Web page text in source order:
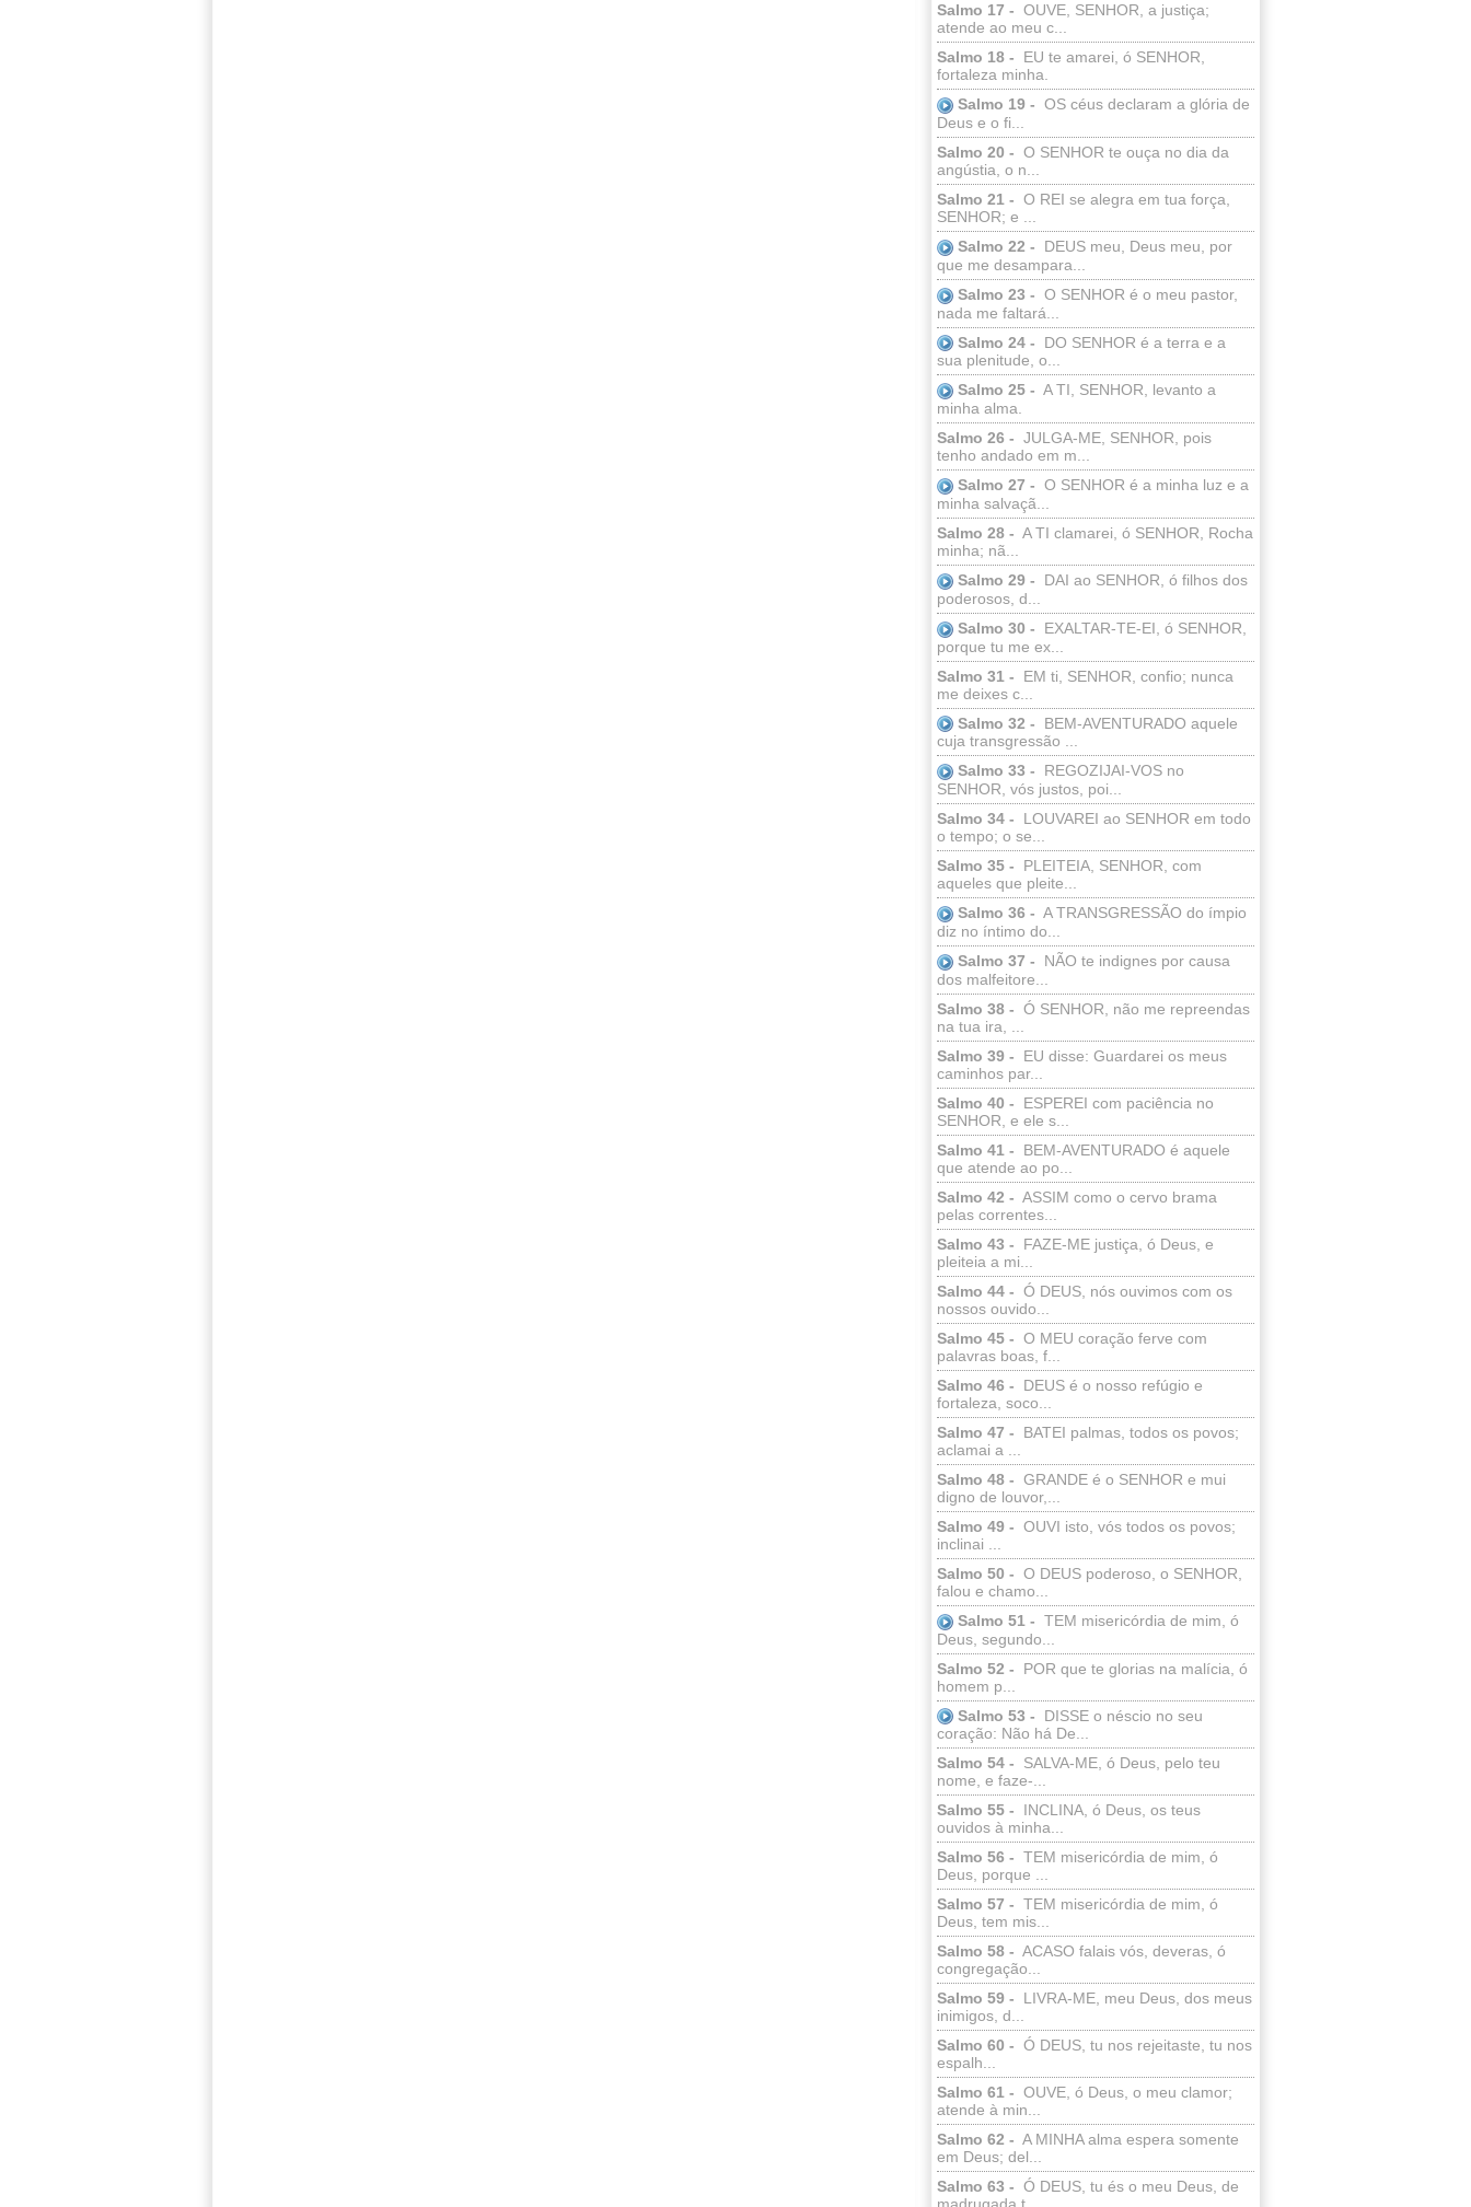
Salmo 17 - OUVE, SENHOR, a justiça;
atende ao meu c...
Salmo 18 -
EU te amarei, ó SENHOR,
fortaleza minha.
Salmo 19 - OS céus declaram a glória de
Deus e o fi...
Salmo 20 - O SENHOR te ouça no dia da
angústia, o n...
Salmo 21 - O REI se alegra em tua força,
SENHOR; e ...
Salmo 22 -
DEUS meu, Deus meu, por
que me desampara...
Salmo 23 - O SENHOR é o meu pastor,
nada me faltará...
Salmo 24 -
DO SENHOR é a terra e a
sua plenitude, o...
Salmo 25 - A TI, SENHOR, levanto a
minha alma.
Salmo 26 - JULGA-ME, SENHOR, pois
tenho andado em m...
Salmo 27 - O SENHOR é a minha luz e a
minha salvaçã...
Salmo 28 - A TI clamarei, ó SENHOR, Rocha
minha; nã...
Salmo 29 -
DAI ao SENHOR, ó filhos dos
poderosos, d...
Salmo 30 -
EXALTAR-TE-EI, ó SENHOR,
porque tu me ex...
Salmo 31 -
EM ti, SENHOR, confio; nunca
me deixes c...
Salmo 32 -
BEM-AVENTURADO aquele
cuja transgressão ...
Salmo 33 -
REGOZIJAI-VOS no
SENHOR, vós justos, poi...
Salmo 34 -
LOUVAREI ao SENHOR em todo
o tempo; o se...
Salmo 35 -
PLEITEIA, SENHOR, com
aqueles que pleite...
Salmo 36 - A TRANSGRESSÃO do ímpio
diz no íntimo do...
Salmo 37 -
NÃO te indignes por causa
dos malfeitore...
Salmo 38 - Ó SENHOR, não me repreendas
na tua ira, ...
Salmo 39 -
EU disse: Guardarei os meus
caminhos par...
Salmo 40 -
ESPEREI com paciência no
SENHOR, e ele s...
Salmo 41 -
BEM-AVENTURADO é aquele
que atende ao po...
Salmo 42 - ASSIM como o cervo brama
pelas correntes...
Salmo 43 -
FAZE-ME justiça, ó Deus, e
pleiteia a mi...
Salmo 44 - Ó DEUS, nós ouvimos com os
nossos ouvido...
Salmo 45 - O MEU coração ferve com
palavras boas, f...
Salmo 46 -
DEUS é o nosso refúgio e
fortaleza, soco...
Salmo 47 -
BATEI palmas, todos os povos;
aclamai a ...
Salmo 48 - GRANDE é o SENHOR e mui
digno de louvor,...
Salmo 49 - OUVI isto, vós todos os povos;
inclinai ...
Salmo 50 - O DEUS poderoso, o SENHOR,
falou e chamo...
Salmo 51 - TEM misericórdia de mim, ó
Deus, segundo...
Salmo 52 -
POR que te glorias na malícia, ó
homem p...
Salmo 53 -
DISSE o néscio no seu
coração: Não há De...
Salmo 54 -
SALVA-ME, ó Deus, pelo teu
nome, e faze-...
Salmo 55 -
INCLINA, ó Deus, os teus
ouvidos à minha...
Salmo 56 - TEM misericórdia de mim, ó
Deus, porque ...
Salmo 57 - TEM misericórdia de mim, ó
Deus, tem mis...
Salmo 58 - ACASO falais vós, deveras, ó
congregação...
Salmo 59 -
LIVRA-ME, meu Deus, dos meus
inimigos, d...
Salmo 60 - Ó DEUS, tu nos rejeitaste, tu nos
espalh...
Salmo 61 - OUVE, ó Deus, o meu clamor;
atende à min...
Salmo 62 - A MINHA alma espera somente
em Deus; del...
Salmo 63 - Ó DEUS, tu és o meu Deus, de